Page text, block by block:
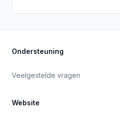
Ondersteuning
Veelgestelde vragen
Website